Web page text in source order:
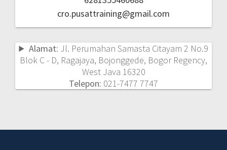
cro.pusattraining@gmail.com
Alamat: Jl. Perumahan Samasta Citayam 2 No.9
Blok C - D, Ragajaya, Bojonggede, Bogor Regency,
West Java 16320
Telepon: 021-7477 7747